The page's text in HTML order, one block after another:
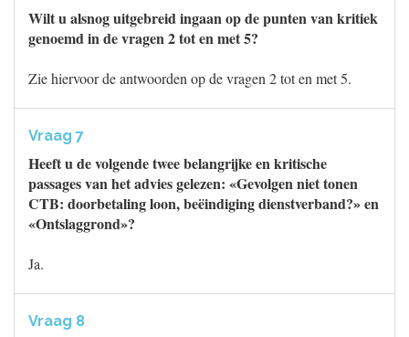
Wilt u alsnog uitgebreid ingaan op de punten van kritiek
genoemd in de vragen 2 tot en met 5?
Zie hiervoor de antwoorden op de vragen 2 tot en met 5.
Vraag 7
Heeft u de volgende twee belangrijke en kritische
passages van het advies gelezen: «Gevolgen niet tonen
CTB: doorbetaling loon, beëindiging dienstverband?» en
«Ontslaggrond»?
Ja.
Vraag 8